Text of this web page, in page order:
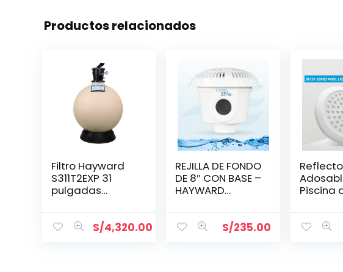
Productos relacionados
Filtro Hayward
S311T2EXP 31
pulgadas
S/4,320.00
REJILLA DE FONDO
DE 8″ CON BASE –
HAYWARD
S/235.00
Piscina